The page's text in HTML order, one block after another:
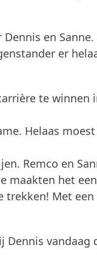
en Sanne.
er
te winnen
Helaas
Remco en
maakten het
trekken! Met een
Dennis vandaag